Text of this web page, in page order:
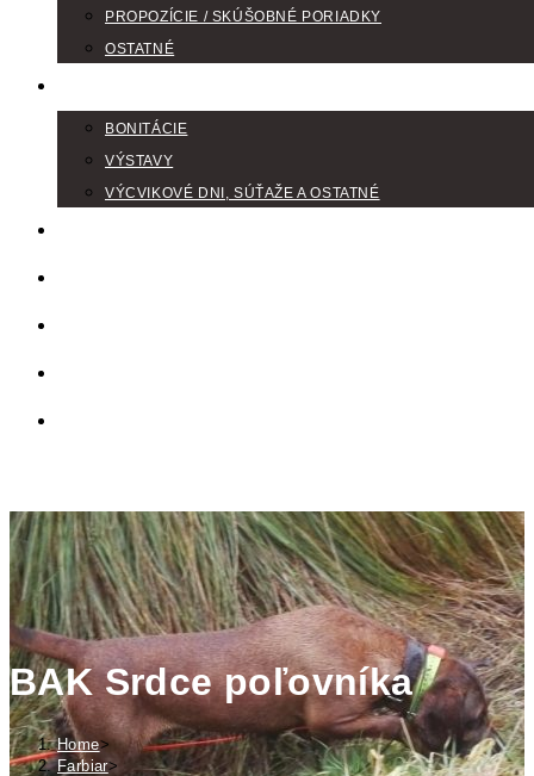
PROPOZÍCIE / SKÚŠOBNÉ PORIADKY
OSTATNÉ
BONITÁCIE
VÝSTAVY
VÝCVIKOVÉ DNI, SÚŤAŽE A OSTATNÉ
SEARCH
BAK Srdce poľovníka
Home>
Farbiar>